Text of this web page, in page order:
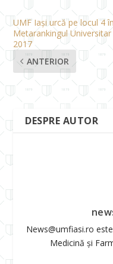
UMF Iași urcă pe locul 4 în
Metarankingul Universitar
2017
ANTERIOR
DESPRE AUTOR
News@umfiasi.ro
Medicină și